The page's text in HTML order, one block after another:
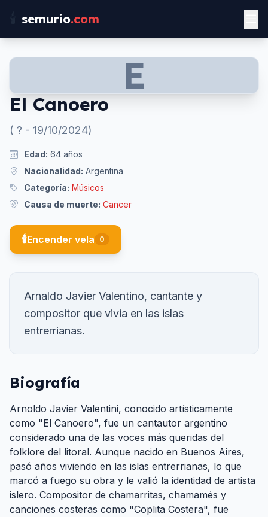
semurio.com
E
El Canoero
( ? - 19/10/2024)
Edad: 64 años
Nacionalidad: Argentina
Categoría: Músicos
Causa de muerte: Cancer
🕯️Encender vela 0
Arnaldo Javier Valentino, cantante y
compositor que vivia en las islas
entrerrianas.
Biografía
Arnoldo Javier Valentini, conocido artísticamente
como "El Canoero", fue un cantautor argentino
considerado una de las voces más queridas del
folklore del litoral. Aunque nacido en Buenos Aires,
pasó años viviendo en las islas entrerrianas, lo que
marcó a fuego su obra y le valió la identidad de artista
islero. Compositor de chamarritas, chamamés y
canciones costeras como "Coplita Costera", fue